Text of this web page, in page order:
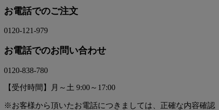
お電話でのご注文
0120-121-979
お電話でのお問い合わせ
0120-838-780
【受付時間】月～土 9:00～17:00
※お客様から頂いたお電話につきましては、正確な内容確認